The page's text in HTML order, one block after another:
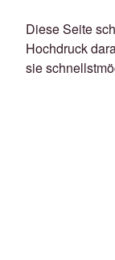
Diese Seite
Hochdruck
sie